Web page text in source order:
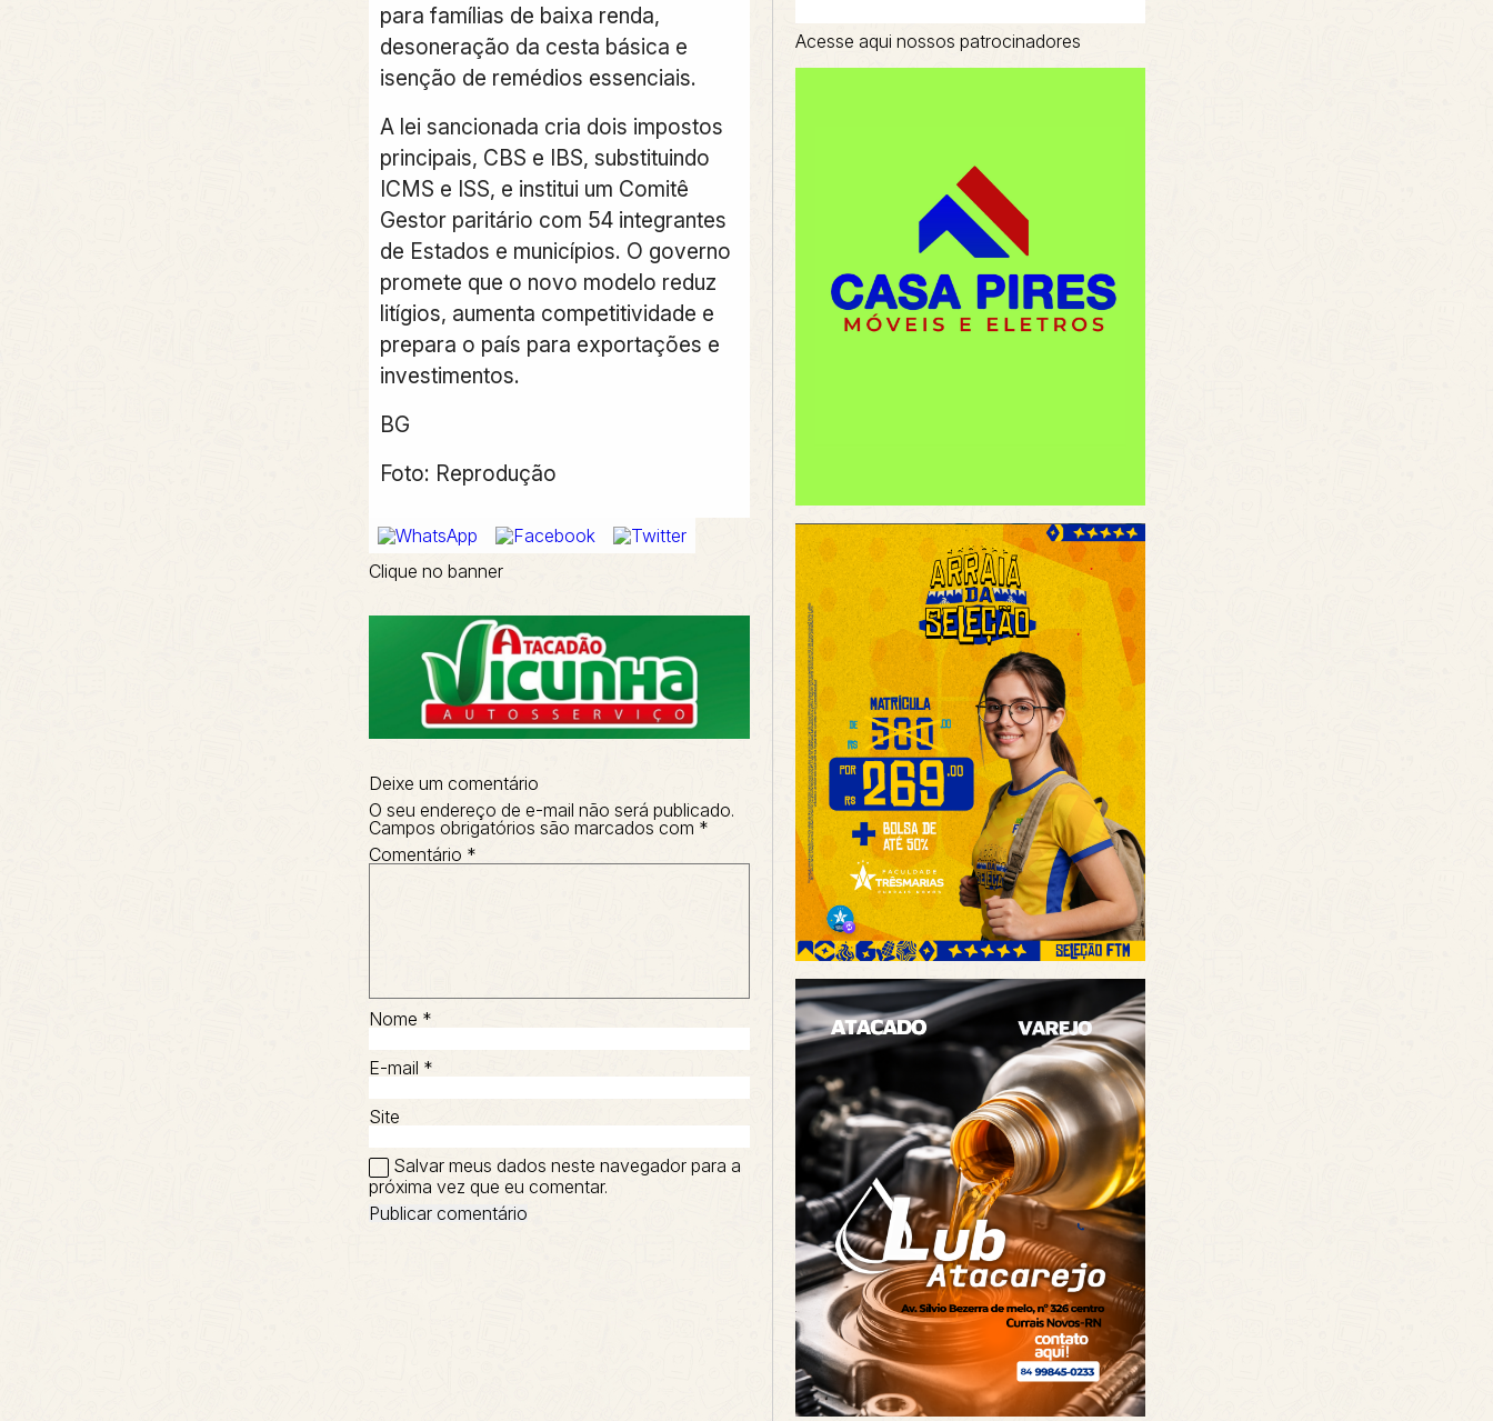
para famílias de baixa renda,
desoneração da cesta básica e
isenção de remédios essenciais.
A lei sancionada cria dois impostos
principais, CBS e IBS, substituindo
ICMS e ISS, e institui um Comitê
Gestor paritário com 54 integrantes
de Estados e municípios. O governo
promete que o novo modelo reduz
litígios, aumenta competitividade e
prepara o país para exportações e
investimentos.
BG
Foto: Reprodução
Clique no banner
Deixe um comentário
O seu endereço de e-mail não será publicado.
Campos obrigatórios são marcados com *
Comentário *
Nome *
E-mail *
Site
Salvar meus dados neste navegador para a
próxima vez que eu comentar.
Acesse aqui nossos patrocinadores